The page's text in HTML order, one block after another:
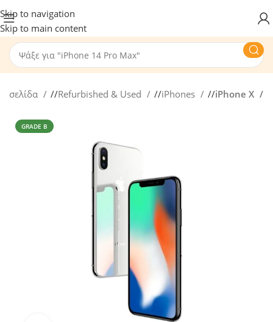
Skip to navigation
Skip to main content
σελίδα / Refurbished & Used / iPhones / iPhone X
GRADE B